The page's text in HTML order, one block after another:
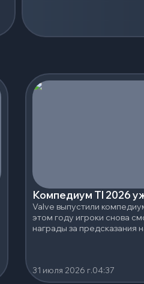
Компедиум TI 2026
Valve выпустили
этом году игроки снова
награды за предсказания
31 июля 2026 г.04:37